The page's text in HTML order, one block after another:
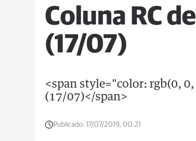
Coluna RC
(17/07)
<span style="color: rgb(0,
(17/07)</span>
Publicado: 17/07/2019, 00:21